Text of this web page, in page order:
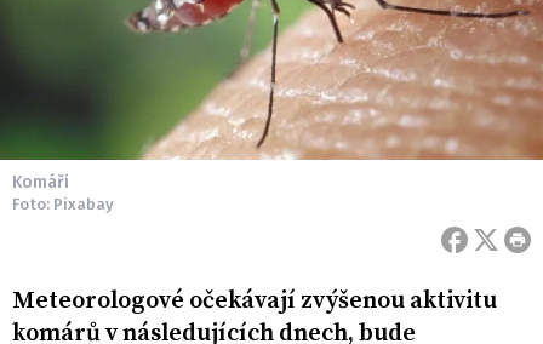
Komáři
Foto: Pixabay
Meteorologové očekávají zvýšenou aktivitu
komárů v následujících dnech, bude